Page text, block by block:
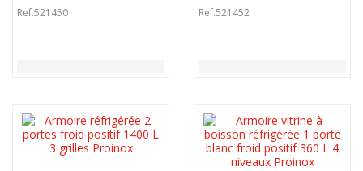
positif 600 L 3 grilles
Ref.521450
L 3 grilles Proinox
Ref.521452